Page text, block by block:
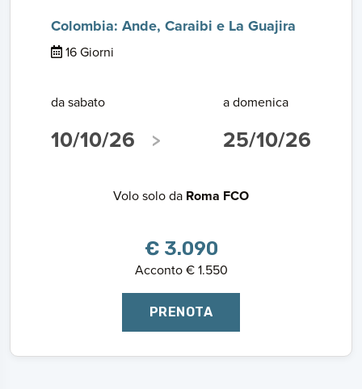
Colombia: Ande, Caraibi e La Guajira
16 Giorni
da sabato
10/10/26
a domenica
25/10/26
Volo solo da Roma FCO
€ 3.090
Acconto € 1.550
PRENOTA